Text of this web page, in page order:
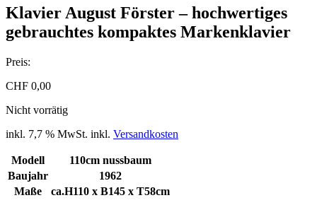
Klavier August Förster – hochwertiges
gebrauchtes kompaktes Markenklavier
Preis:
CHF 0,00
Nicht vorrätig
inkl. 7,7 % MwSt. inkl. Versandkosten
Modell
110cm nussbaum
Baujahr
1962
Maße
ca.H110 x B145 x T58cm